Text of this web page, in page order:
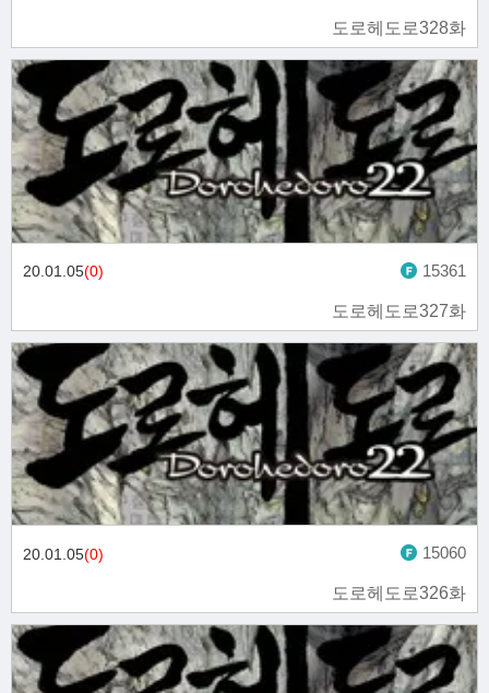
도로헤도로328화
도로헤도로327화
20.01.05(0) 15361
도로헤도로326화
20.01.05(0) 15060